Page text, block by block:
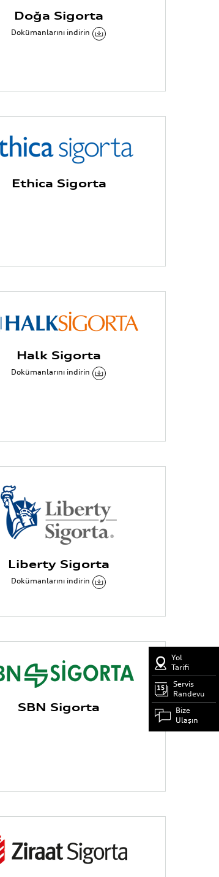
Yol
Tarifi
Servis
Randevu
Bize
Ulaşın
Doğa Sigorta
Dokümanlarını indirin
Ethica Sigorta
Halk Sigorta
Dokümanlarını indirin
Liberty Sigorta
Dokümanlarını indirin
SBN Sigorta